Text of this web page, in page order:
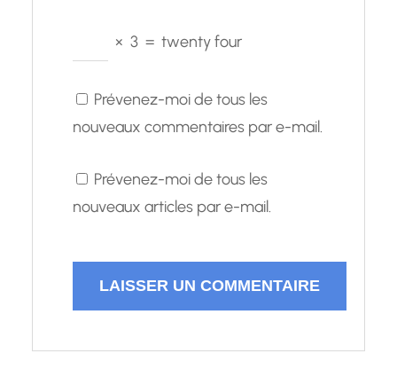
× 3 = twenty four
Prévenez-moi de tous les
nouveaux commentaires par e-mail.
Prévenez-moi de tous les
nouveaux articles par e-mail.